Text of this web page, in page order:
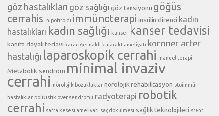
göz hastalıkları göz sağlığı göz tansiyonu göğüs
cerrahisi hipotiroidi immünoterapi insülin direnci kadın
hastalıkları kadın sağlığı kanser kanser tedavisi
kanıta dayalı tedavi karaciğer nakli katarakt ameliyatı koroner arter
hastalığı laparoskopik cerrahi manuel terapi
Metabolik sendrom minimal invaziv
cerrahi nörolojik bozukluklar nörolojik rehabilitasyon otoimmün
hastalıklar polikistik over sendromu radyoterapi robotik
cerrahi safra kesesi ameliyatı saç dökülmesi sağlık teknolojileri stent